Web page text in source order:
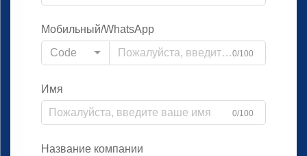
Мобильный/WhatsApp
Code
0/100
Имя
0/100
Название компании